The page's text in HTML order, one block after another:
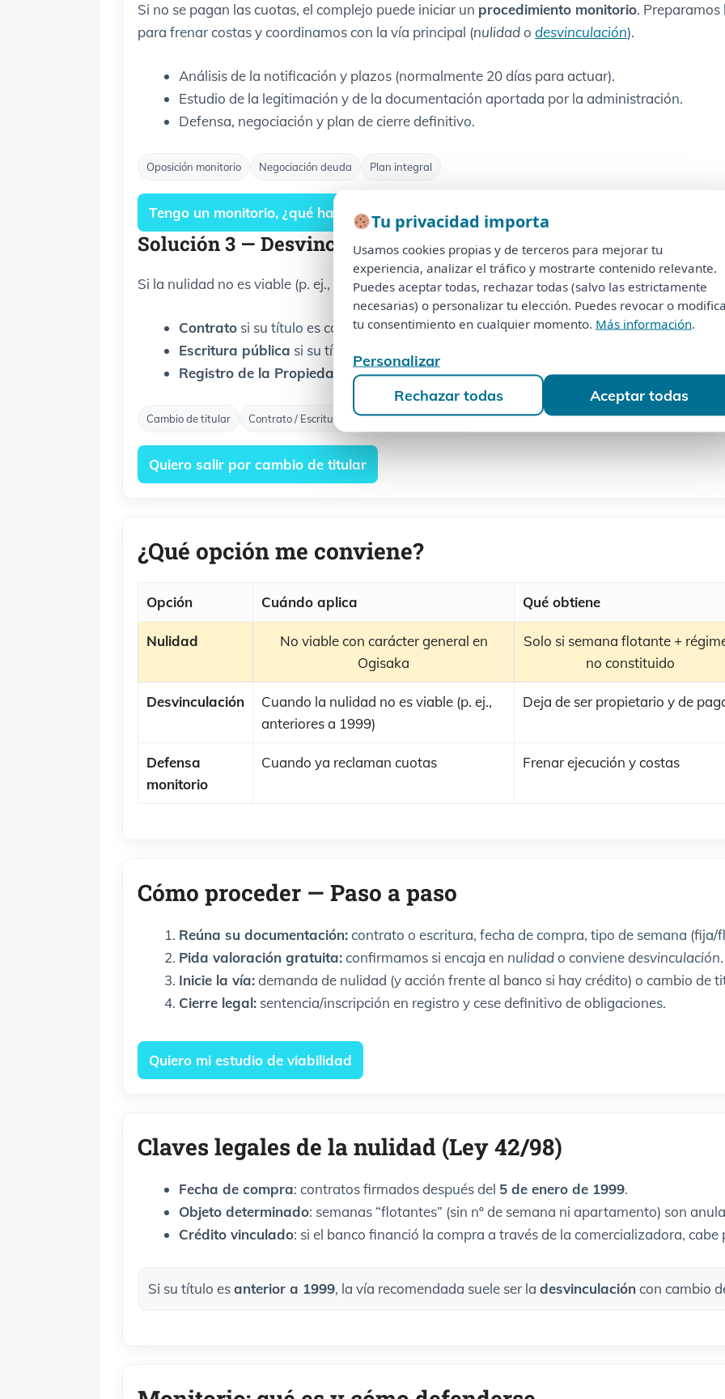
Si no se pagan las cuotas, el complejo puede iniciar un procedimiento monitorio. Preparamos
para frenar costas y coordinamos con la vía principal (nulidad o desvinculación).
Análisis de la notificación y plazos (normalmente 20 días para actuar).
Estudio de la legitimación y de la documentación aportada por la administración.
Defensa, negociación y plan de cierre definitivo.
Oposición monitorio Negociación deuda Plan integral
Tengo un monitorio, ¿qué hago?
Solución 3 — Desvinculación con Semanas de Multipropiedad
Si la nulidad no es viable (p. ej., anteriores a 1999), gestionamos elcambio de titularidadcon
Contrato si su título es contrato.
Escritura pública si su título es escritura.
Registro de la Propiedad
recomendado: la garantía de quedar totalmente
Cambio de titular Contrato / Escritura Registro recomendado
Quiero salir por cambio de titular
¿Qué opción me conviene?
Opción Cuándo aplica Qué obtiene
Nulidad
No viable con carácter general en
Ogisaka
Solo si semana flotante +
no constituido
Desvinculación
Cuando la nulidad no es viable (p. ej.,
anteriores a 1999)
Deja de ser propietario y de
Defensa
monitorio
Cuando ya reclaman cuotas Frenar ejecución y costas
Cómo proceder — Paso a paso
Reúna su documentación:contrato o escritura, fecha de compra, tipo de semana
Pida valoración gratuita:confirmamos si encaja en nulidado convienedesvinculación.
Inicie la vía:demanda de nulidad (y acción frente al banco si hay crédito) o cambio de
Cierre legal: sentencia/inscripción en registro y cese definitivo de obligaciones.
Quiero mi estudio de viabilidad
Claves legales de la nulidad (Ley 42/98)
Fecha de compra: contratos firmados después del 5 de enero de 1999.
Objeto determinado: semanas “flotantes” (sin nº de semana ni apartamento) son
Crédito vinculado: si el banco financió la compra a través de la comercializadora, cabe
Si su título esanterior a 1999, la vía recomendada suele ser la desvinculacióncon cambio
Tu privacidad importa
Usamos cookies propias y de terceros para mejorar tu
experiencia, analizar el tráfico y mostrarte contenido relevante.
Puedes aceptar todas, rechazar todas (salvo las estrictamente
necesarias) o personalizar tu elección. Puedes revocar o
tu consentimiento en cualquier momento. Más información.
Personalizar
Rechazar todas
Aceptar todas
Tu privacidad importa
Usamos cookies propias y de terceros para mejorar tu
experiencia, analizar el tráfico y mostrarte contenido relevante.
Puedes aceptar todas, rechazar todas (salvo las estrictamente
necesarias) o personalizar tu elección. Puedes revocar o modificar
tu consentimiento en cualquier momento. Más información.
Personalizar
Rechazar todas Aceptar todas